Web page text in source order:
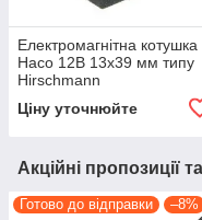
Електромагнітна котушка
Haco 12В 13x39 мм типу
Hirschmann
Ціну уточнюйте
Акційні пропозиції
Готово до відправки –8%